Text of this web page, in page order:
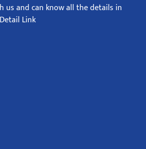
us and can know all the details in
Link